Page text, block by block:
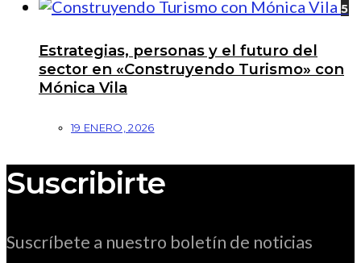
5
Estrategias, personas y el futuro del
sector en «Construyendo Turismo» con
Mónica Vila
19 ENERO, 2026
Suscribirte
Suscríbete a nuestro boletín de noticias